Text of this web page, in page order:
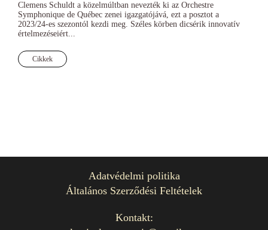
Clemens Schuldt a közelmúltban nevezték ki az Orchestre
Symphonique de Québec zenei igazgatójává, ezt a posztot a
2023/24-es szezontól kezdi meg. Széles körben dicsérik innovatív
értelmezéseiért...
Cikkek
Adatvédelmi politika
Általános Szerződési Feltételek
Kontakt: